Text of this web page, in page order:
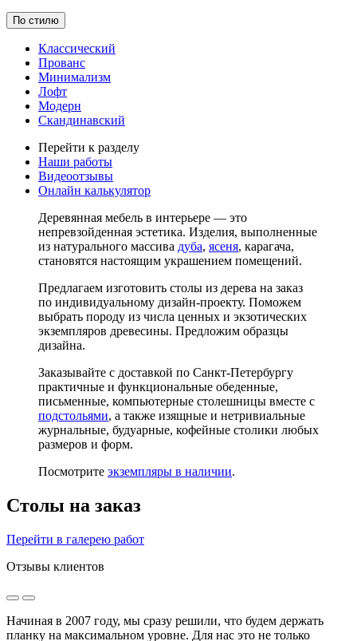
По стилю
Классический
Прованс
Минимализм
Лофт
Модерн
Скандинавский
Перейти к разделу
Наши работы
Видеоотзывы
Онлайн калькулятор
Деревянная мебель в интерьере — это
непревзойденная эстетика. Изделия, выполненные
из натурального массива дуба, ясеня, карагача,
становятся настоящим украшением помещений.
Предлагаем изготовить столы из дерева на заказ
по индивидуальному дизайн-проекту. Поможем
выбрать породу из числа ценных и экзотических
экземпляров древесины. Предложим образцы
дизайна.
Заказывайте с доставкой по Санкт-Петербургу
практичные и функциональные обеденные,
письменные, компьютерные столешницы вместе с
подстольями, а также изящные и нетривиальные
журнальные, будуарные, кофейные столики любых
размеров и форм.
Посмотрите экземпляры в наличии.
Столы на заказ
Перейти в галерею работ
Отзывы клиентов
Начиная в 2007 году, мы сразу решили, что будем держать
планку на максимальном уровне. Для нас это не только